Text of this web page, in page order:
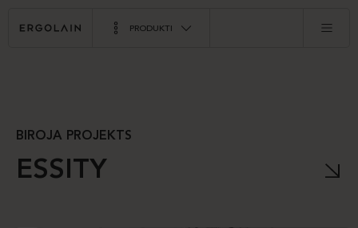
PRODUKTI
BIROJA PROJEKTS
ESSITY